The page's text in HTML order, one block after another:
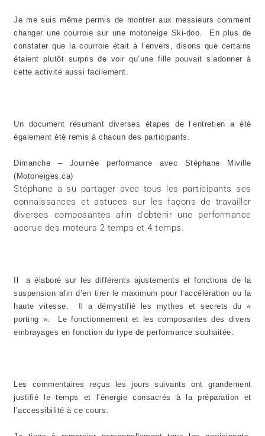
Je me suis même permis de montrer aux messieurs comment
changer une courroie sur une motoneige Ski-doo. En plus de
constater que la courroie était à l’envers, disons que certains
étaient plutôt surpris de voir qu’une fille pouvait s’adonner à
cette activité aussi facilement.
Un document résumant diverses étapes de l’entretien a été
également été remis à chacun des participants.
Dimanche – Journée performance avec Stéphane Miville
(Motoneiges.ca)
Stéphane a su partager avec tous les participants ses
connaissances et astuces sur les façons de travailler
diverses composantes afin d’obtenir une performance
accrue des moteurs 2 temps et 4 temps.
Il a élaboré sur les différents ajustements et fonctions de la
suspension afin d’en tirer le maximum pour l’accélération ou la
haute vitesse. Il a démystifié les mythes et secrets du «
porting ». Le fonctionnement et les composantes des divers
embrayages en fonction du type de performance souhaitée.
Les commentaires reçus les jours suivants ont grandement
justifié le temps et l’énergie consacrés à la préparation et
l’accessibilité à ce cours.